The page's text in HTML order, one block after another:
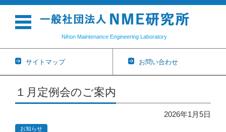
Nihon Maintenance Engineering Laboratory
サイトマップ お問い合わせ
コンテンツに移動
１月定例会のご案内
2026年1月5日
お知らせ